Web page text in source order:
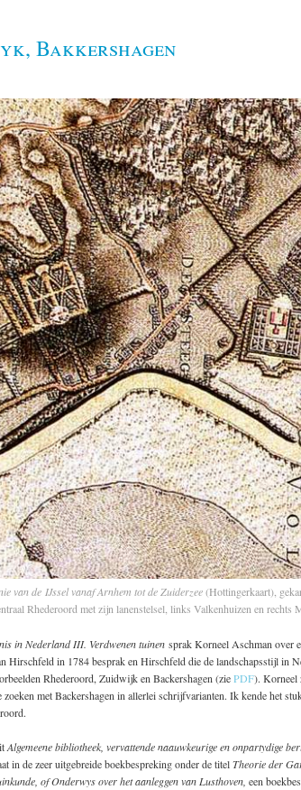
Bakkershagen
van de IJssel vanaf Arnhem tot de Zuiderzee(Hottingerkaart),
Rhederoord met zijn lanenstelsel, links Valkenhuizen en rechts
in Nederland III. Verdwenen tuinen sprak Korneel Aschman over
Hirschfeld in 1784 besprak en Hirschfeld die de landschapsstijl in
Rhederoord, Zuidwijk en Backershagen (ziePDF). Korneel
met Backershagen in allerlei schrijfvarianten. Ik kende het
Algemeene bibliotheek, vervattende naauwkeurige en onpartydige
in de zeer uitgebreide boekbespreking onder de titelTheorie der
of Onderwys over het aanleggen van Lusthoven, een